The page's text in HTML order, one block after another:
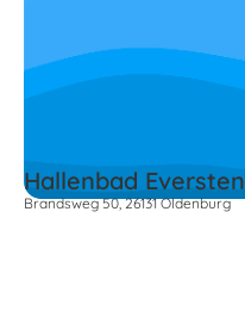
Hallenbad Eversten
Brandsweg 50, 26131 Oldenburg